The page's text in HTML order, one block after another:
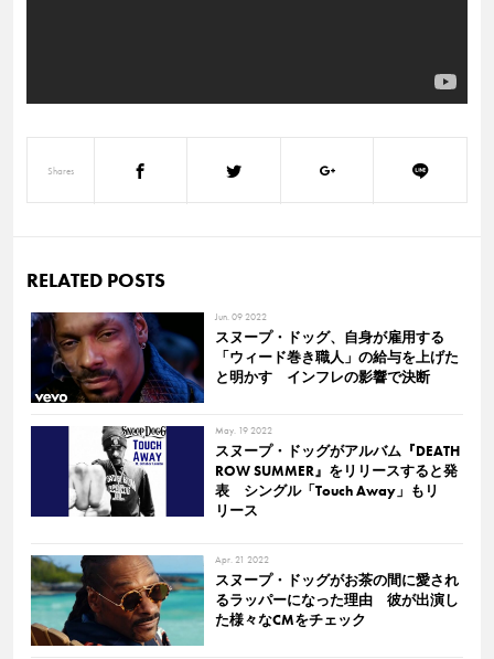
Shares
RELATED POSTS
Jun. 09 2022
スヌープ・ドッグ、自身が雇用する
「ウィード巻き職人」の給与を上げた
と明かす インフレの影響で決断
May. 19 2022
スヌープ・ドッグがアルバム『DEATH
ROW SUMMER』をリリースすると発
表 シングル「Touch Away」もリ
リース
Apr. 21 2022
スヌープ・ドッグがお茶の間に愛され
るラッパーになった理由 彼が出演し
た様々なCMをチェック